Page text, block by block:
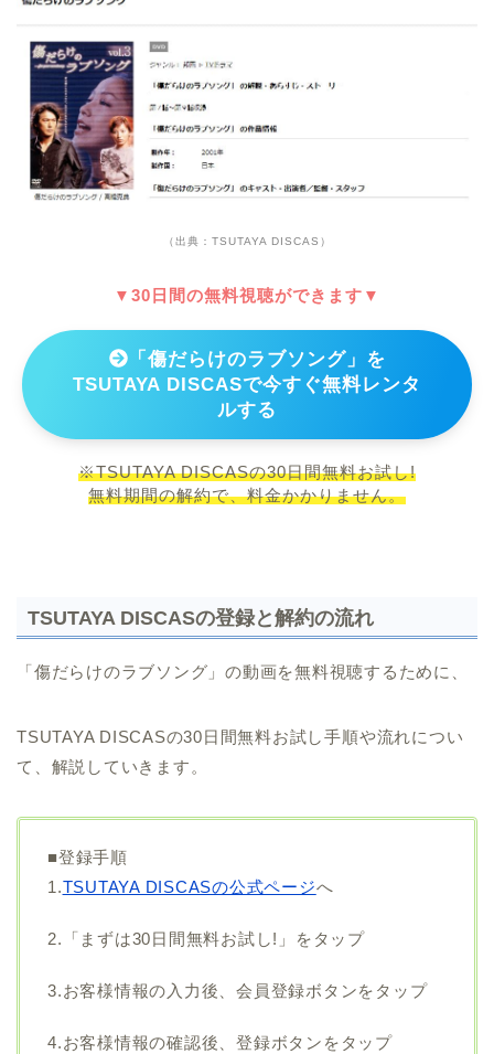
（出典：TSUTAYA DISCAS）
▼30日間の無料視聴ができます▼
「傷だらけのラブソング」を
TSUTAYA DISCASで今すぐ無料レンタ
ルする
※TSUTAYA DISCASの30日間無料お試し!
無料期間の解約で、料金かかりません。
TSUTAYA DISCASの登録と解約の流れ
「傷だらけのラブソング」の動画を無料視聴するために、
TSUTAYA DISCASの30日間無料お試し手順や流れについ
て、解説していきます。
■登録手順
1.TSUTAYA DISCASの公式ページへ
2.「まずは30日間無料お試し!」をタップ
3.お客様情報の入力後、会員登録ボタンをタップ
4.お客様情報の確認後、登録ボタンをタップ